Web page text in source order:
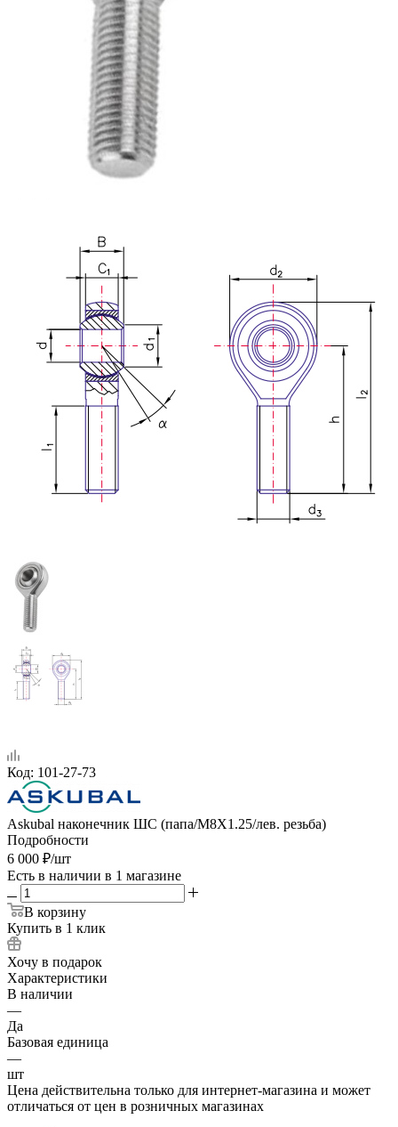
Код: 101-27-73
Askubal наконечник ШС (папа/M8X1.25/лев. резьба)
Подробности
6 000 ₽/шт
Есть в наличии в 1 магазине
В корзину
Купить в 1 клик
Хочу в подарок
Характеристики
В наличии
—
Да
Базовая единица
—
шт
Цена действительна только для интернет-магазина и может
отличаться от цен в розничных магазинах